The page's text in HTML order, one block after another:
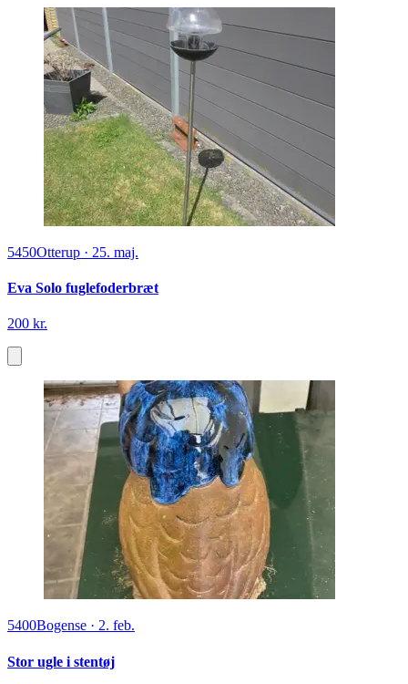
5450Otterup · 25. maj.
Eva Solo fuglefoderbræt
200 kr.
5400Bogense · 2. feb.
Stor ugle i stentøj